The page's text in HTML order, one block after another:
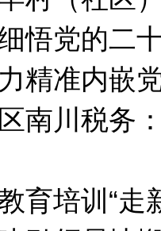
悟党的二
精准内嵌
南川税务
育培训“走